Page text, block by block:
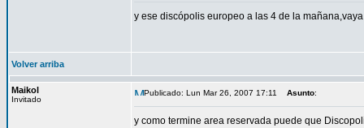
y ese discópolis europeo a las 4 de la
Volver arriba
Maikol
Invitado
Publicado: Lun Mar 26, 2007 17:11 Asunto:
y como termine area reservada puede que